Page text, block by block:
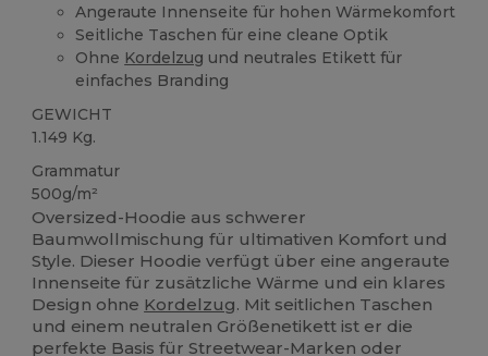
Angeraute Innenseite für hohen Wärmekomfort
Seitliche Taschen für eine cleane Optik
Ohne Kordelzug und neutrales Etikett für
einfaches Branding
GEWICHT
1.149 Kg.
Grammatur
500g/m²
Oversized-Hoodie aus schwerer
Baumwollmischung für ultimativen Komfort und
Style. Dieser Hoodie verfügt über eine angeraute
Innenseite für zusätzliche Wärme und ein klares
Design ohne Kordelzug. Mit seitlichen Taschen
und einem neutralen Größenetikett ist er die
perfekte Basis für Streetwear-Marken oder